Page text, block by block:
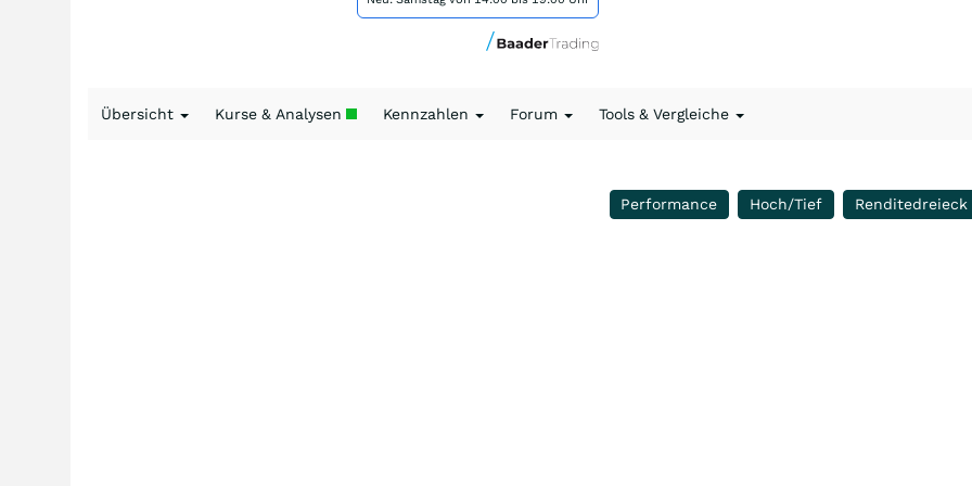
Übersicht Kurse & Analysen Kennzahlen Forum Tools & Vergleiche
Performance Hoch/Tief Renditedreieck